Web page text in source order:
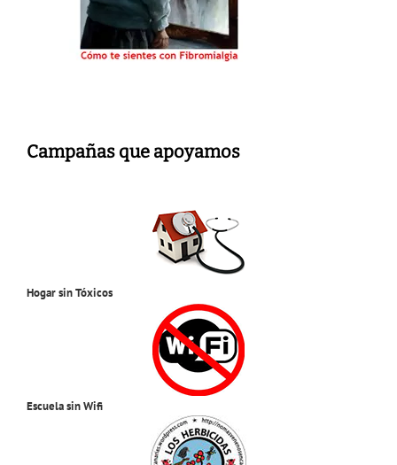
Campañas que apoyamos
Hogar sin Tóxicos
Escuela sin Wifi